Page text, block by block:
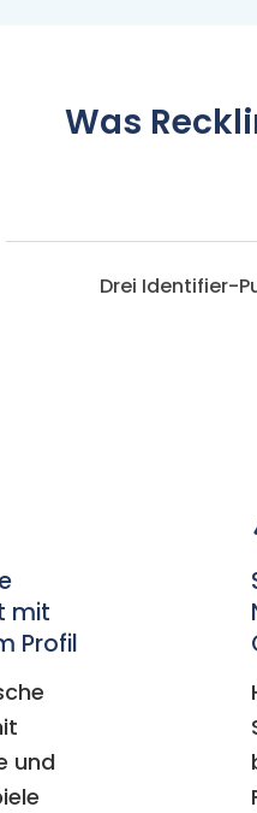
Was
Drei Identifier-
mit
Profil
und